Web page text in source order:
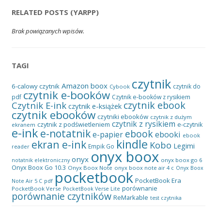
RELATED POSTS (YARPP)
Brak powiązanych wpisów.
TAGI
6-calowy czytnik Amazon boox Cybook czytnik czytnik do
pdf czytnik e-booków Czytnik e-booków z rysikiem
Czytnik E-ink czytnik e-książek czytnik ebook
czytnik ebooków czytniki ebooków czytnik z dużym
ekranem czytnik z podświetleniem czytnik z rysikiem e-czytnik
e-ink e-notatnike-papier ebookebooki ebook
reader ekran e-ink Empik Go kindle Kobo Legimi
notatnik elektroniczny onyx onyx boox onyx boox go 6
Onyx Boox Go 10.3 Onyx Boox Note onyx boox note air 4 c Onyx Boox
Note Air 5 C pdf pocketbook PocketBook Era
PocketBook Verse PocketBook Verse Lite porównanie
porównanie czytników ReMarkable test czytnika